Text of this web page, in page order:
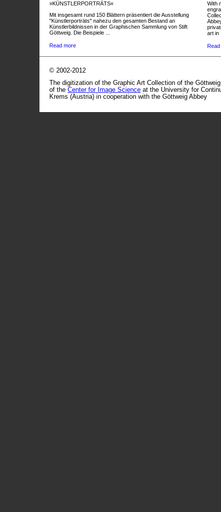
»KÜNSTLERPORTRÄTS«
Mit insgesamt rund 150 Blättern präsentiert die Ausstellung
"Künstlerporträts" nahezu den gesamten Bestand an
Künstlerbildnissen in der Graphischen Sammlung von Stift
Göttweig. Die Beispiele ...
Read more
With
art in
© 2002-2012
The digitization of the Graphic Art Collection of the
of the Center for Image Science at the University for
Krems (Austria) in cooperation with the Göttweig Abbey